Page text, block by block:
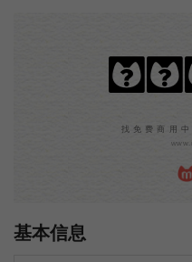
方
找免费商用
基本信息